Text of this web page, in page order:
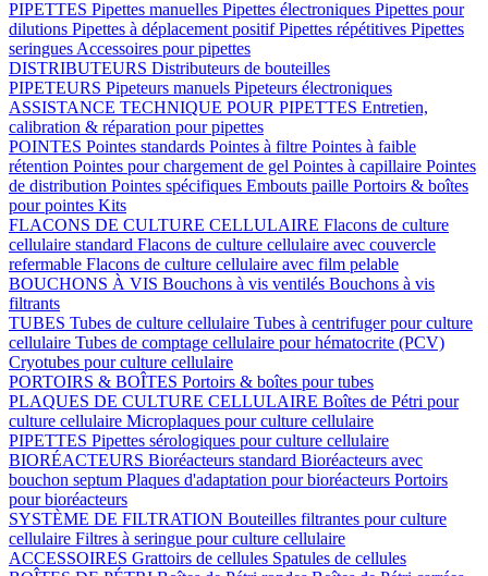
PIPETTES Pipettes manuelles Pipettes électroniques Pipettes pour
dilutions Pipettes à déplacement positifPipettes répétitives Pipettes
seringues Accessoires pour pipettes
DISTRIBUTEURS Distributeurs de bouteilles
PIPETEURS Pipeteurs manuels Pipeteurs électroniques
ASSISTANCE TECHNIQUE POUR PIPETTES Entretien,
calibration & réparation pour pipettes
POINTES Pointes standards Pointes à filtre Pointes à faible
rétention Pointes pour chargement de gel Pointes à capillaire Pointes
de distribution Pointes spécifiques Embouts paille Portoirs & boîtes
pour pointes Kits
FLACONS DE CULTURE CELLULAIRE Flacons de culture
cellulaire standard Flacons de culture cellulaire avec couvercle
refermable Flacons de culture cellulaire avec film pelable
BOUCHONS À VIS Bouchons à vis ventilés Bouchons à vis
filtrants
TUBES Tubes de culture cellulaire Tubes à centrifuger pour culture
cellulaire Tubes de comptage cellulaire pour hématocrite (PCV)
Cryotubes pour culture cellulaire
PORTOIRS & BOÎTES Portoirs & boîtes pour tubes
PLAQUES DE CULTURE CELLULAIRE Boîtes de Pétri pour
culture cellulaire Microplaques pour culture cellulaire
PIPETTES Pipettes sérologiques pour culture cellulaire
BIORÉACTEURS Bioréacteurs standard Bioréacteurs avec
bouchon septum Plaques d'adaptation pour bioréacteurs Portoirs
pour bioréacteurs
SYSTÈME DE FILTRATION Bouteilles filtrantes pour culture
cellulaire Filtres à seringue pour culture cellulaire
ACCESSOIRES Grattoirs de cellules Spatules de cellules